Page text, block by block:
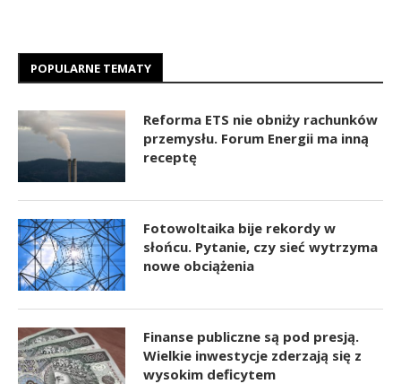
POPULARNE TEMATY
Reforma ETS nie obniży rachunków
przemysłu. Forum Energii ma inną
receptę
Fotowoltaika bije rekordy w
słońcu. Pytanie, czy sieć wytrzyma
nowe obciążenia
Finanse publiczne są pod presją.
Wielkie inwestycje zderzają się z
wysokim deficytem